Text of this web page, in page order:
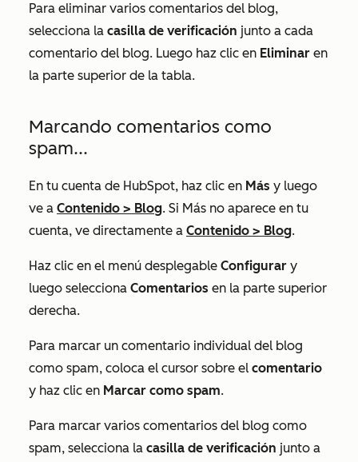
Para eliminar varios comentarios del blog,
selecciona la casilla de verificación junto a cada
comentario del blog. Luego haz clic en Eliminar en
la parte superior de la tabla.
Marcando comentarios como
spam...
En tu cuenta de HubSpot, haz clic en Más y luego
ve a Contenido > Blog. Si Más no aparece en tu
cuenta, ve directamente a Contenido > Blog.
Haz clic en el menú desplegable Configurar y
luego selecciona Comentarios en la parte superior
derecha.
Para marcar un comentario individual del blog
como spam, coloca el cursor sobre el comentario
y haz clic en Marcar como spam.
Para marcar varios comentarios del blog como
spam, selecciona la casilla de verificación junto a